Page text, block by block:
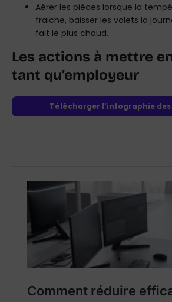
Aérer les pièces lorsque la
fraiche, baisser les volets la
fait le plus chaud.
Les actions à mettre
tant qu’employeur
Télécharger l'infographie